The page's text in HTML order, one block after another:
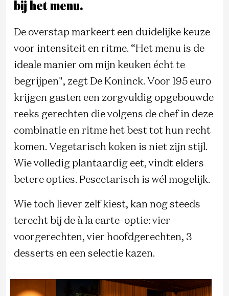
bij het menu.
De overstap markeert een duidelijke keuze
voor intensiteit en ritme. “Het menu is de
ideale manier om mijn keuken écht te
begrijpen", zegt De Koninck. Voor 195 euro
krijgen gasten een zorgvuldig opgebouwde
reeks gerechten die volgens de chef in deze
combinatie en ritme het best tot hun recht
komen. Vegetarisch koken is niet zijn stijl.
Wie volledig plantaardig eet, vindt elders
betere opties. Pescetarisch is wél mogelijk.
Wie toch liever zelf kiest, kan nog steeds
terecht bij de à la carte-optie: vier
voorgerechten, vier hoofdgerechten, 3
desserts en een selectie kazen.